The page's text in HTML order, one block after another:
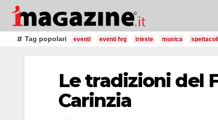
Salta
contenutoTag popolari eventi eventi fvg trieste musica spettacoli
Le tradizioni del
Carinzia